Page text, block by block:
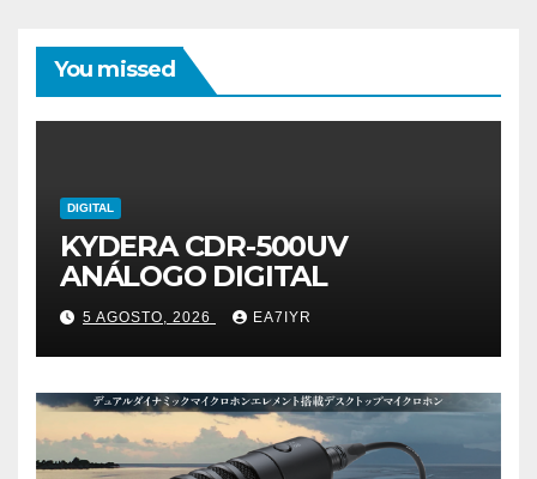
You missed
DIGITAL
KYDERA CDR-500UV
ANÁLOGO DIGITAL
5 AGOSTO, 2026 EA7IYR